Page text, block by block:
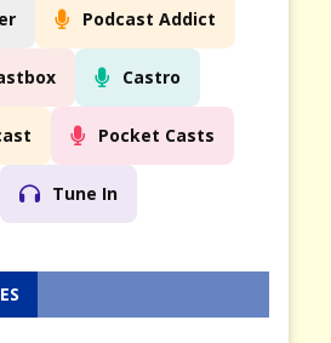
Podcast Addict
Castro
Pocket Casts
Tune In